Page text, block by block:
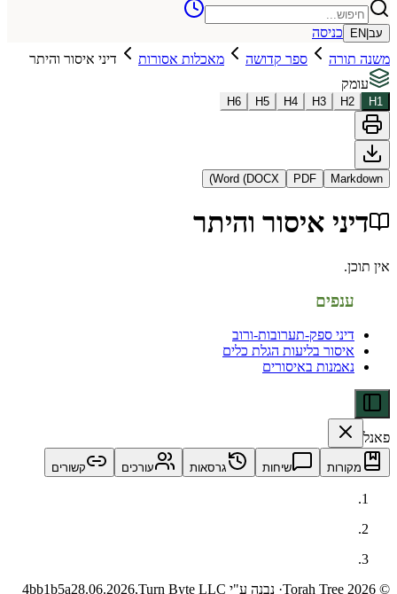
כניסה
ספר קדושה מאכלות אסורות
דיני איסור והיתר
H3
H4
H5
H6
PDF
Word (DOCX)
איסור והיתר
ספק-תערובות-ורוב
בליעות הגלת כלים
באיסורים
שיחות גרסאות עורכים קשורים
· נבנה ע"י Turn Byte LLC 4bb1b5a28.06.2026,